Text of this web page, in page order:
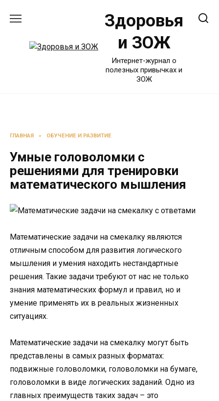
Здоровья
и ЗОЖ
Интернет-журнал о
полезных привычках и
ЗОЖ
ГЛАВНАЯ » ОБУЧЕНИЕ И РАЗВИТИЕ
Умные головоломки с
решениями для тренировки
математического мышления
Математические задачи на смекалку являются
отличным способом для развития логического
мышления и умения находить нестандартные
решения. Такие задачи требуют от нас не только
знания математических формул и правил, но и
умение применять их в реальных жизненных
ситуациях.
Математические задачи на смекалку могут быть
представлены в самых разных форматах:
подвижные головоломки, головоломки на бумаге,
головоломки в виде логических заданий. Одно из
главных преимуществ таких задач – это